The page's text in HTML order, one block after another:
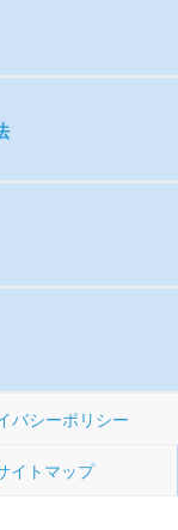
バシーポリシー
イトマップ